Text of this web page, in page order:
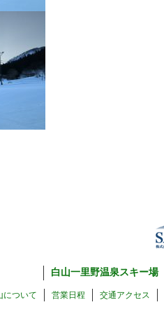
白山一里野温泉スキー場
について 営業日程 交通アクセス